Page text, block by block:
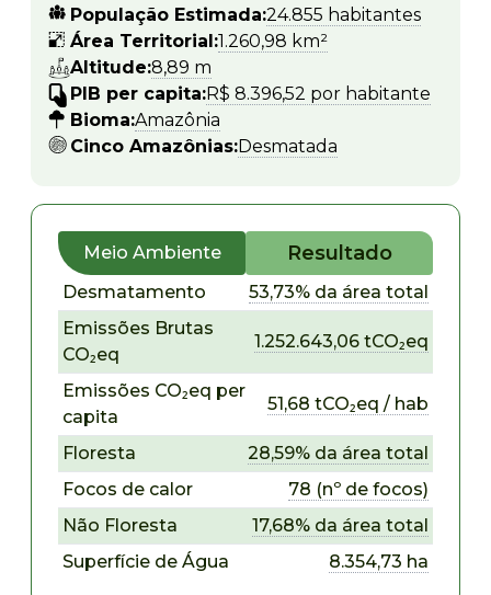
População Estimada:24.855 habitantes
Área Territorial:1.260,98 km²
Altitude:8,89 m
PIB per capita:R$ 8.396,52 por habitante
Bioma:Amazônia
Cinco Amazônias:Desmatada
Meio Ambiente Resultado
Desmatamento
53,73% da área total
Emissões Brutas
CO₂eq
1.252.643,06 tCO₂eq
Emissões CO₂eq per
capita
51,68 tCO₂eq / hab
Floresta
28,59% da área total
Focos de calor
78 (nº de focos)
Não Floresta
17,68% da área total
Superfície de Água
8.354,73 ha